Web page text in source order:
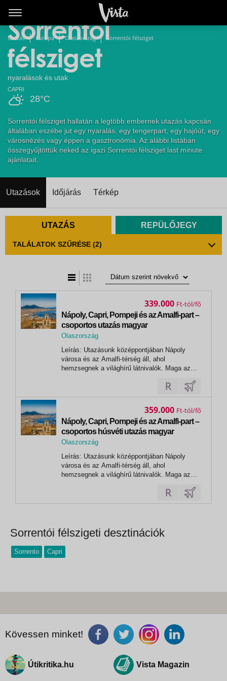
Utazás Európa Olaszország Sorrentói félsziget
Last minute
Sorrentói
félsziget
nyaralások és utak
28°C
CAPRI
Sorrentói félsziget hallatán a legtöbb embernek utazás kapcsán
általában eszébe jut egy nyaralás, egy tengerpart, egy hajóút, egy
városnézés vagy éppen a gasztronómia. Az alábbi listában
összegyűjtöttük neked az igazi Sorrentói félsziget last minute
ajánlatait.
Utazások Időjárás Térkép
UTAZÁS REPÜLŐJEGY
TALÁLATOK SZŰRÉSE (2)
Nápoly, Capri, Pompeji és az Amalfi-part –
csoportos utazás magyar
idegenvezetéssel 2027.03.11-15.
Olaszország
Nápoly
Leírás: Utazásunk középpontjában Nápoly
városa és az Amalfi-térség áll, ahol
hemzsegnek a világhírű látnivalók. Maga az
bájos kisvárosaival és a maga többszáz
méteres sziklafalaival, csakúgy, mint Nápoly
339.000 Ft
Nápoly, Capri, Pompeji és az Amalfi-part –
csoportos húsvéti utazás magyar
idegenvezetéssel 2027.03.26-30.
Olaszország
Nápoly
Leírás: Utazásunk középpontjában Nápoly
városa és az Amalfi-térség áll, ahol
hemzsegnek a világhírű látnivalók. Maga az
bájos kisvárosaival és a maga többszáz
méteres sziklafalaival, csakúgy, mint Nápoly
359.000 Ft
Sorrentói félszigeti desztinációk
Sorrento Capri
Kövessen minket!
Útikritika.hu Vista Magazin